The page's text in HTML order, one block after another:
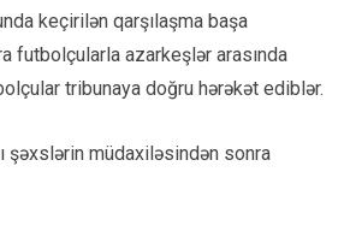
keçirilən qarşılaşma başa
futbolçularla azarkeşlər arasında
tribunaya doğru hərəkət ediblər.
şəxslərin müdaxiləsindən sonra